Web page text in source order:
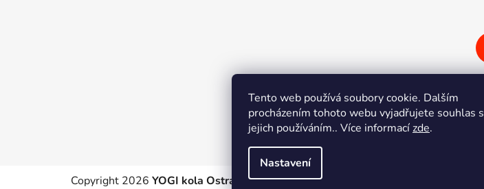
Tento web používá soubory cookie. Dalším
procházením tohoto webu vyjadřujete souhlas s
jejich používáním.. Více informacízde.
Nastavení
Sledovat na Instagramu
Copyright 2026 YOGI kola Ostrava . Všechna práva vyhrazena.